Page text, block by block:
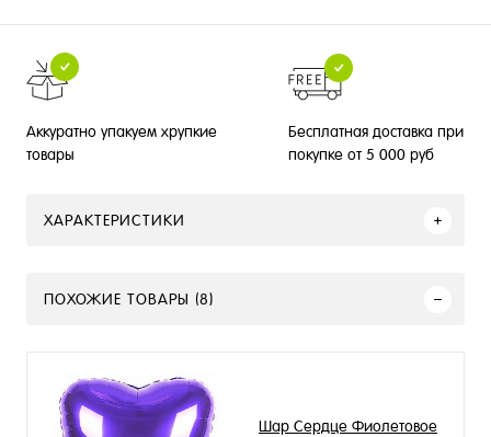
Аккуратно упакуем хрупкие
товары
Бесплатная доставка при
покупке от 5 000 руб
ХАРАКТЕРИСТИКИ
ПОХОЖИЕ ТОВАРЫ (8)
Шар Сердце Фиолетовое